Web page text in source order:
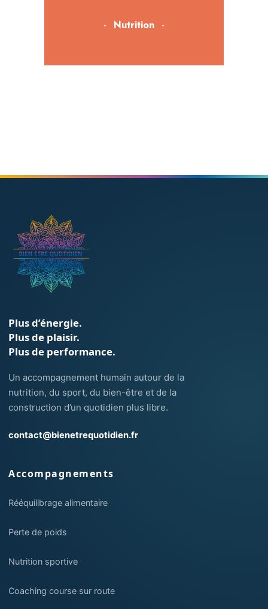
Nutrition
Plus d’énergie.
Plus de plaisir.
Plus de performance.
Un accompagnement humain autour de la
nutrition, du sport, du bien-être et de la
construction d’un quotidien plus libre.
contact@bienetrequotidien.fr
Accompagnements
Rééquilibrage alimentaire
Perte de poids
Nutrition sportive
Coaching course sur route